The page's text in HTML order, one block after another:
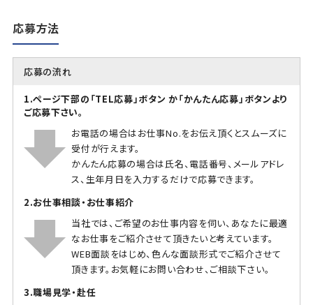
応募方法
応募の流れ
1.ページ下部の「TEL応募」ボタン か「かんたん応募」ボタンより
ご応募下さい。
お電話の場合はお仕事No.をお伝え頂くとスムーズに
受付が行えます。
かんたん応募の場合は氏名、電話番号、メールアドレ
ス、生年月日を入力するだけで応募できます。
2.お仕事相談・お仕事紹介
当社では、ご希望のお仕事内容を伺い、あなたに最適
なお仕事をご紹介させて頂きたいと考えています。
WEB面談をはじめ、色んな面談形式でご紹介させて
頂きます。お気軽にお問い合わせ、ご相談下さい。
3.職場見学・赴任